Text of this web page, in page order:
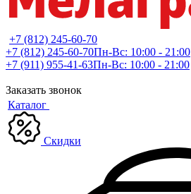
+7 (812) 245-60-70
+7 (812) 245-60-70Пн-Вс: 10:00 - 21:00
+7 (911) 955-41-63Пн-Вс: 10:00 - 21:00
Заказать звонок
Каталог
Скидки